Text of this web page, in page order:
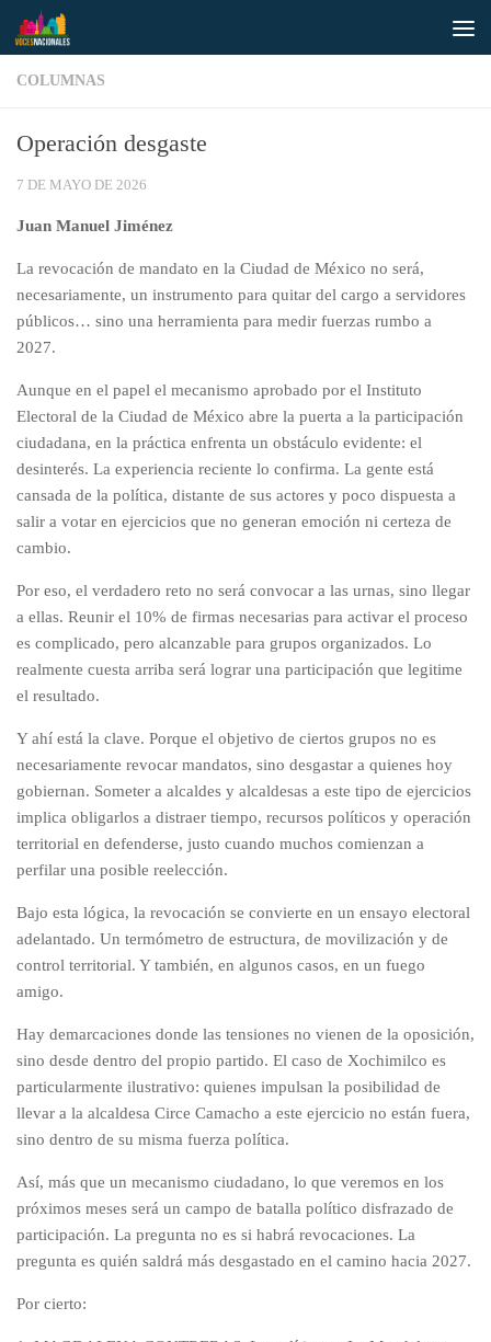
Saltar al contenido
COLUMNAS
Operación desgaste
7 DE MAYO DE 2026
Juan Manuel Jiménez
La revocación de mandato en la Ciudad de México no será,
necesariamente, un instrumento para quitar del cargo a servidores
públicos… sino una herramienta para medir fuerzas rumbo a
2027.
Aunque en el papel el mecanismo aprobado por el Instituto
Electoral de la Ciudad de México abre la puerta a la participación
ciudadana, en la práctica enfrenta un obstáculo evidente: el
desinterés. La experiencia reciente lo confirma. La gente está
cansada de la política, distante de sus actores y poco dispuesta a
salir a votar en ejercicios que no generan emoción ni certeza de
cambio.
Por eso, el verdadero reto no será convocar a las urnas, sino llegar
a ellas. Reunir el 10% de firmas necesarias para activar el proceso
es complicado, pero alcanzable para grupos organizados. Lo
realmente cuesta arriba será lograr una participación que legitime
el resultado.
Y ahí está la clave. Porque el objetivo de ciertos grupos no es
necesariamente revocar mandatos, sino desgastar a quienes hoy
gobiernan. Someter a alcaldes y alcaldesas a este tipo de ejercicios
implica obligarlos a distraer tiempo, recursos políticos y operación
territorial en defenderse, justo cuando muchos comienzan a
perfilar una posible reelección.
Bajo esta lógica, la revocación se convierte en un ensayo electoral
adelantado. Un termómetro de estructura, de movilización y de
control territorial. Y también, en algunos casos, en un fuego
amigo.
Hay demarcaciones donde las tensiones no vienen de la oposición,
sino desde dentro del propio partido. El caso de Xochimilco es
particularmente ilustrativo: quienes impulsan la posibilidad de
llevar a la alcaldesa Circe Camacho a este ejercicio no están fuera,
sino dentro de su misma fuerza política.
Así, más que un mecanismo ciudadano, lo que veremos en los
próximos meses será un campo de batalla político disfrazado de
participación. La pregunta no es si habrá revocaciones. La
pregunta es quién saldrá más desgastado en el camino hacia 2027.
Por cierto: